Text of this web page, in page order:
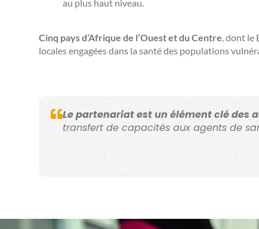
au plus haut niveau.
Cinq pays d’Afrique de l’Ouest et du Centre, dont le
locales engagées dans la santé des populations
Le partenariat est un élément clé des
transfert de capacités aux agents de